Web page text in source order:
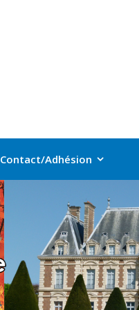
Contact/Adhésion